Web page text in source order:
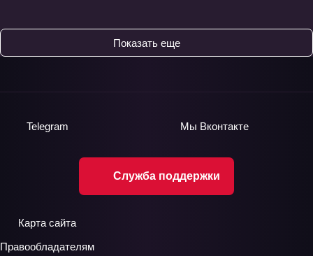
Показать еще
Служба поддержки
Telegram Мы Вконтакте
Карта сайта
Правообладателям